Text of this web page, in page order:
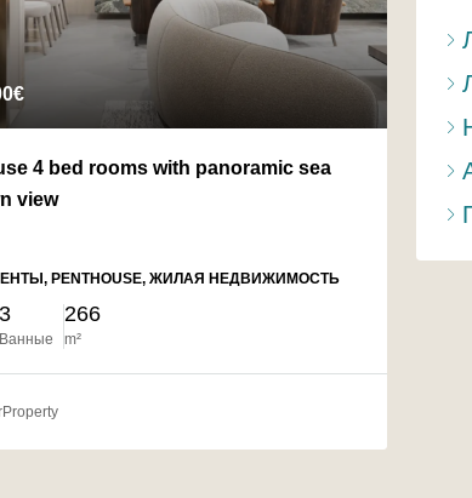
4 bed rooms with panoramic sea
view
PENTHOUSE, ЖИЛАЯ НЕДВИЖИМОСТЬ
3
Ванные
266
m²